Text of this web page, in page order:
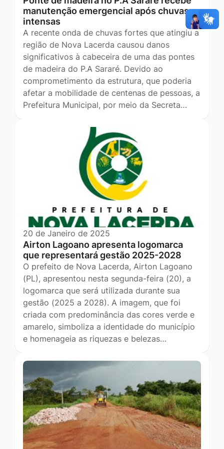
manutenção emergencial após chuvas
intensas
A recente onda de chuvas fortes que atingiu a
região de Nova Lacerda causou danos
significativos à cabeceira de uma das pontes
de madeira do P.A Sararé. Devido ao
comprometimento da estrutura, que poderia
afetar a mobilidade de centenas de pessoas, a
Prefeitura Municipal, por meio da Secreta…
20 de Janeiro de 2025
Airton Lagoano apresenta logomarca
que representará gestão 2025-2028
O prefeito de Nova Lacerda, Airton Lagoano
(PL), apresentou nesta segunda-feira (20), a
logomarca que será utilizada durante sua
gestão (2025 a 2028). A imagem, que foi
criada com predominância das cores verde e
amarelo, simboliza a identidade do município
e homenageia as riquezas e belezas…